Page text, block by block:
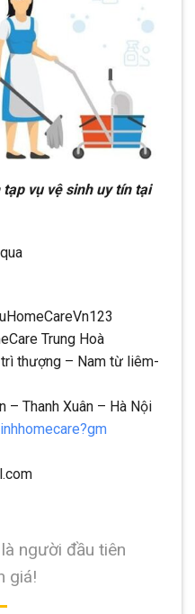
vụ vệ sinh uy tín tại
Trung Hoà
thượng – Nam từ liêm-
– Thanh Xuân – Hà Nội
là người đầu tiên
giá!